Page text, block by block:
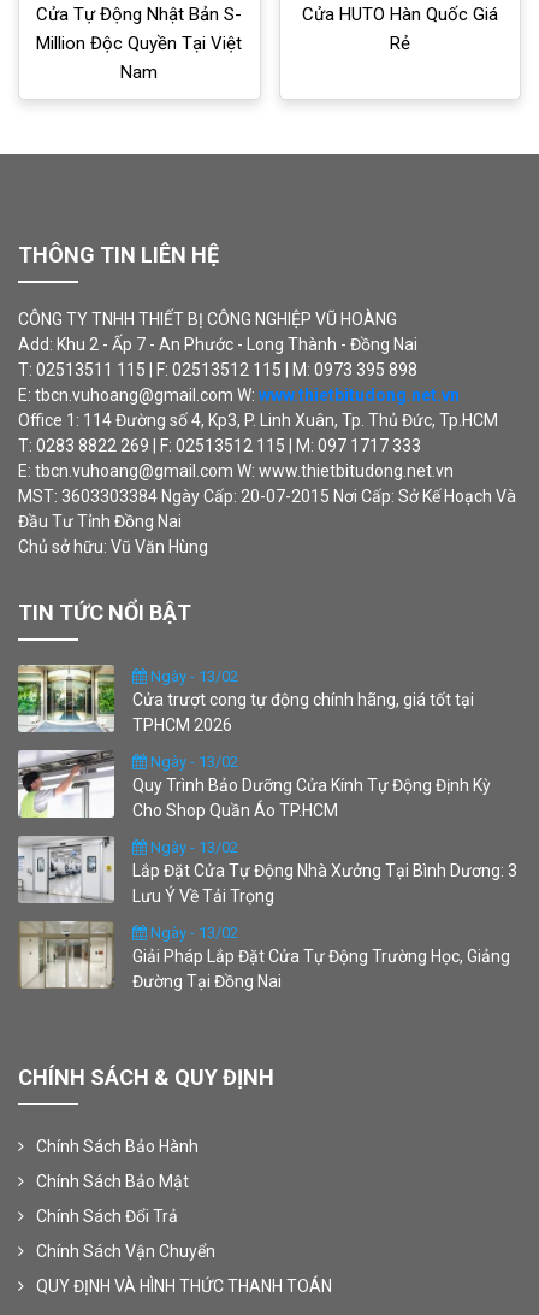
Cửa Tự Động Nhật Bản S-
Million Độc Quyền Tại Việt
Nam
Cửa HUTO Hàn Quốc Giá
Rẻ
THÔNG TIN LIÊN HỆ
CÔNG TY TNHH THIẾT BỊ CÔNG NGHIỆP VŨ HOÀNG
Add: Khu 2 - Ấp 7 - An Phước - Long Thành - Đồng Nai
T: 02513511 115 | F: 02513512 115 | M: 0973 395 898
E: tbcn.vuhoang@gmail.com W: www.thietbitudong.net.vn
Office 1: 114 Đường số 4, Kp3, P. Linh Xuân, Tp. Thủ Đức, Tp.HCM
T: 0283 8822 269 | F: 02513512 115 | M: 097 1717 333
E: tbcn.vuhoang@gmail.com W: www.thietbitudong.net.vn
MST: 3603303384 Ngày Cấp: 20-07-2015 Nơi Cấp: Sở Kế Hoạch Và
Đầu Tư Tỉnh Đồng Nai
Chủ sở hữu: Vũ Văn Hùng
TIN TỨC NỔI BẬT
Ngày - 13/02
Cửa trượt cong tự động chính hãng, giá tốt tại
TPHCM 2026
Ngày - 13/02
Quy Trình Bảo Dưỡng Cửa Kính Tự Động Định Kỳ
Cho Shop Quần Áo TP.HCM
Ngày - 13/02
Lắp Đặt Cửa Tự Động Nhà Xưởng Tại Bình Dương: 3
Lưu Ý Về Tải Trọng
Ngày - 13/02
Giải Pháp Lắp Đặt Cửa Tự Động Trường Học, Giảng
Đường Tại Đồng Nai
CHÍNH SÁCH & QUY ĐỊNH
Chính Sách Bảo Hành
Chính Sách Bảo Mật
Chính Sách Đổi Trả
Chính Sách Vận Chuyển
QUY ĐỊNH VÀ HÌNH THỨC THANH TOÁN